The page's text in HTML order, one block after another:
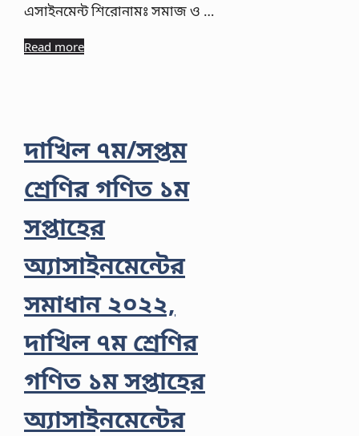
এসাইনমেন্ট শিরোনামঃ সমাজ ও …
Read more
দাখিল ৭ম/সপ্তম
শ্রেণির গণিত ১ম
সপ্তাহের
অ্যাসাইনমেন্টের
সমাধান ২০২২,
দাখিল ৭ম শ্রেণির
গণিত ১ম সপ্তাহের
অ্যাসাইনমেন্টের